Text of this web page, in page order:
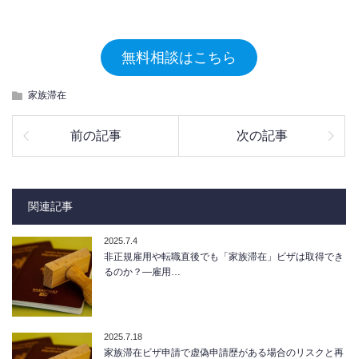
無料相談はこちら
家族滞在
前の記事 次の記事
関連記事
2025.7.4
非正規雇用や転職直後でも「家族滞在」ビザは取得でき
るのか？—雇用…
2025.7.18
家族滞在ビザ申請で虚偽申請歴がある場合のリスクと再